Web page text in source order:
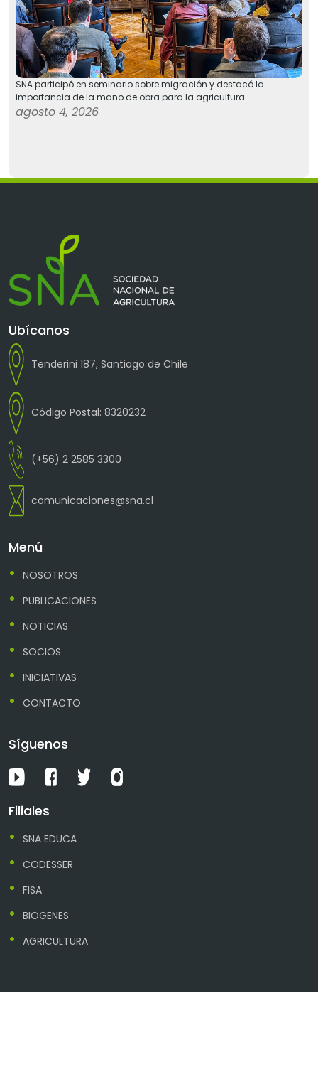
SNA participó en seminario sobre migración y destacó la
importancia de la mano de obra para la agricultura
agosto 4, 2026
Ubícanos
Tenderini 187, Santiago de Chile
Código Postal: 8320232
(+56) 2 2585 3300
comunicaciones@sna.cl
Menú
NOSOTROS
PUBLICACIONES
NOTICIAS
SOCIOS
INICIATIVAS
CONTACTO
Síguenos
Filiales
SNA EDUCA
CODESSER
FISA
BIOGENES
AGRICULTURA